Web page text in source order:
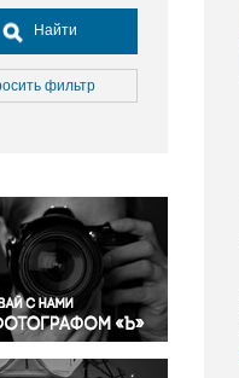
туризм и отдых
среда
и конфликты
жизнь
Найти
фильтр